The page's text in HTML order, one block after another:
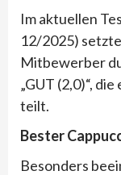
Im aktuellen
12/2025)
Mitbewerber
„GUT (2,0)“,
teilt.
Bester
Besonders